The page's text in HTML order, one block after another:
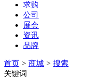
求购
公司
展会
资讯
品牌
首页 > 商城 > 搜索
关键词